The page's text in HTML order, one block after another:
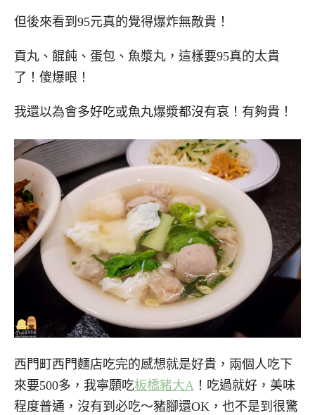
但後來看到95元真的覺得爆炸無敵貴！
貢丸、餛飩、蛋包、魚漿丸，這樣要95真的太貴
了！傻爆眼！
我還以為會多好吃或魚丸爆漿都沒有哀！有夠貴！
西門町西門麵店吃完的感想就是好貴，兩個人吃下
來要500多，我寧願吃板橋豬大A ！吃過就好，美味
程度普通，沒有到必吃～豬腳還OK，也不是到很驚